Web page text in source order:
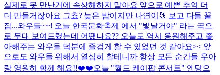
실제로 못 만난거에 속상해하지 말아요 앞으로 예쁜 추억 더
더 만들거잖아요 그쵸? 늦은 밤이지만 나연이🐰 보고 다들 꿀
잠...와우들~~! 오늘 한국문화축제 에서 "빛날거야" 라는 곡으
로 무대 보여드렸는데 어땠나요?? 오늘도 역시 응원해주고 좋
아해주는 와우들 덕분에 즐겁게 할 수 있었던 것 같아요>< 앞
으로도 와우들 위해서 열심히 할테니까 항상 모든 순간들 우아
랑 영원히 함께 해요!!❤️❤️오늘 "월드 케이팝 콘서트" 엔딩으